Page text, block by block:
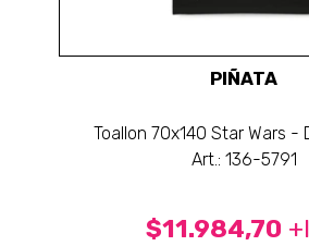
PIÑATA
Toallon 70x140 Star Wars -
Art.: 136-5791
$11.984,70